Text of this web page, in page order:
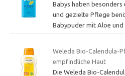
Babys haben
und gezielte Pflege
Babypuder mit Aloe
Weleda Bio-Calendula-
empfindliche Haut
Die Weleda Bio-